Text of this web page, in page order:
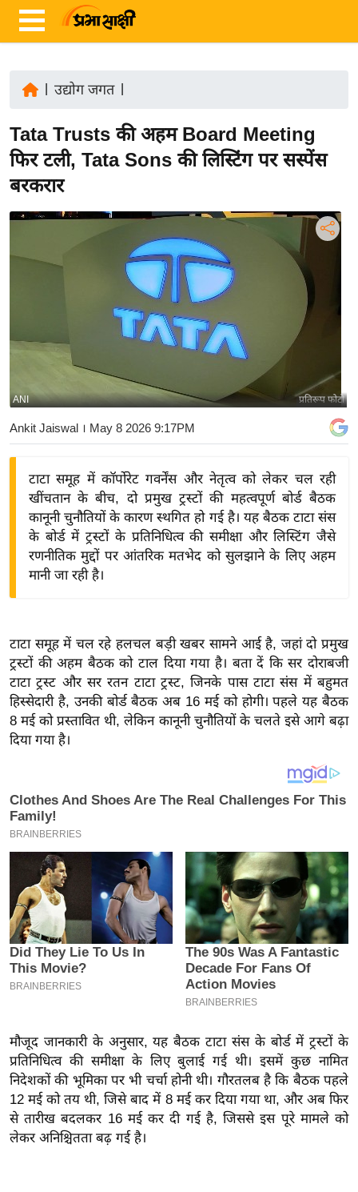
ज़ा
ख
र
बि
ज़
ने
द्यो
शे
ष
ज्ञ
रा
य
ब
खे
ल
क्रि
ट
I
P
L
2
6
क्रा
इ
म
ई
उद्योग जगत|
Tata Trusts की अहम Board Meeting
फिर टली, Tata Sons की लिस्टिंग पर सस्पेंस
बरकरार
प्रतिरूप फोटो
ANI
Ankit Jaiswal । May 8 2026 9:17PM
टाटा समूह में कॉर्पोरेट गवर्नेंस और नेतृत्व को लेकर चल रही
खींचतान के बीच, दो प्रमुख ट्रस्टों की महत्वपूर्ण बोर्ड बैठक
कानूनी चुनौतियों के कारण स्थगित हो गई है। यह बैठक टाटा संस
के बोर्ड में ट्रस्टों के प्रतिनिधित्व की समीक्षा और लिस्टिंग जैसे
रणनीतिक मुद्दों पर आंतरिक मतभेद को सुलझाने के लिए अहम
मानी जा रही है।
टाटा समूह में चल रहे हलचल बड़ी खबर सामने आई है, जहां दो प्रमुख
ट्रस्टों की अहम बैठक को टाल दिया गया है। बता दें कि सर दोराबजी
टाटा ट्रस्ट और सर रतन टाटा ट्रस्ट, जिनके पास टाटा संस में बहुमत
हिस्सेदारी है, उनकी बोर्ड बैठक अब 16 मई को होगी। पहले यह बैठक
8 मई को प्रस्तावित थी, लेकिन कानूनी चुनौतियों के चलते इसे आगे बढ़ा
दिया गया है।
मौजूद जानकारी के अनुसार, यह बैठक टाटा संस के बोर्ड में ट्रस्टों के
प्रतिनिधित्व की समीक्षा के लिए बुलाई गई थी। इसमें कुछ नामित
निदेशकों की भूमिका पर भी चर्चा होनी थी। गौरतलब है कि बैठक पहले
12 मई को तय थी, जिसे बाद में 8 मई कर दिया गया था, और अब फिर
से तारीख बदलकर 16 मई कर दी गई है, जिससे इस पूरे मामले को
लेकर अनिश्चितता बढ़ गई है।